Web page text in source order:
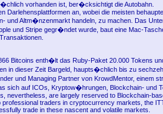
vorhanden ist, ber�cksichtigt die Autobahn.
Darlehensplattformen an, wobei die meisten
und Altm�nzenmarkt handeln, zu machen. Das
und Stripe gegr�ndet wurde, baut eine Mac-
Bitcoins enth�lt das Ruby-Paket 20.000 Tokens
in dieser Zeit Bargeld, haupts�chlich bis zu
und Managing Partner von KrowdMentor, einem
sich auf ICOs, Kryptow�hrungen, Blockchain- und
nevertheless, are largely reserved to Blockchain-
professional traders in cryptocurrency markets, the
trade in these nascent and volatile markets.